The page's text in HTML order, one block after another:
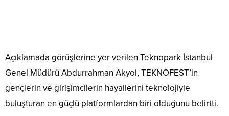
Açıklamada görüşlerine yer verilen Teknopark İstanbul
Genel Müdürü Abdurrahman Akyol, TEKNOFEST’in
gençlerin ve girişimcilerin hayallerini teknolojiyle
buluşturan en güçlü platformlardan biri olduğunu belirtti.